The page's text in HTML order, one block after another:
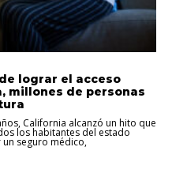
lograr el acceso
millones de personas
California alcanzó un hito que
los habitantes del estado
seguro médico,